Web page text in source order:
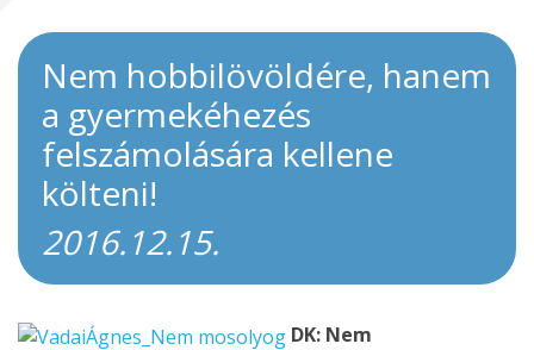
Nem hobbilövöldére, hanem
a gyermekéhezés
felszámolására kellene
költeni!
2016.12.15.
DK: Nem